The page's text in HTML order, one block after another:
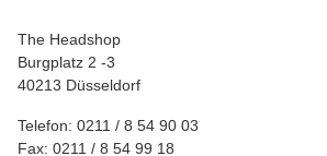
The Headshop
Burgplatz 2 -3
40213 Düsseldorf
Telefon: 0211 / 8 54 90 03
Fax: 0211 / 8 54 99 18